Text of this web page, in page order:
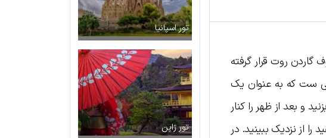
گاردن روت قرار گرفته
ست که به عنوان یک
و بعد از ظهر را کنار
از نزدیک ببینید. در
تور اسپانیا
تور ژاپن